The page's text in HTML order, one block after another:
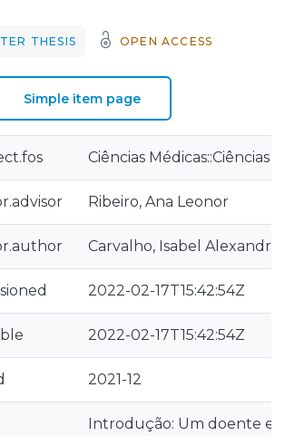
THESIS OPEN ACCESS
Simple item page
Ciências Médicas::Ciências
Ribeiro, Ana Leonor
Carvalho, Isabel Alexandra
2022-02-17T15:42:54Z
2022-02-17T15:42:54Z
2021-12
Introdução: Um doente